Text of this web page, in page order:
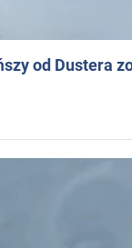
od Dustera